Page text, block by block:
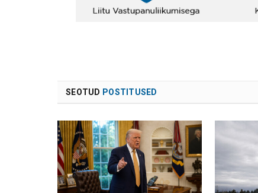
SEOTUD POSTITUSED